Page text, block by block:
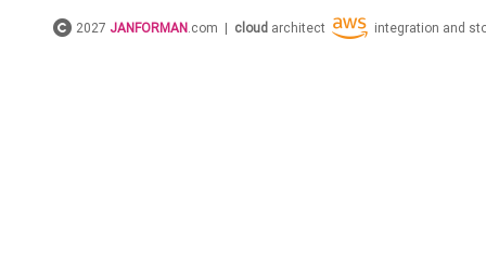
2027 JANFORMAN .com | cloud architect integration and